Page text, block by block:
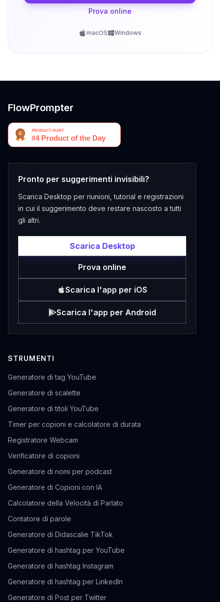
Prova online
macOS Windows
FlowPrompter
Pronto per suggerimenti invisibili?
Scarica Desktop per riunioni, tutorial e registrazioni
in cui il suggerimento deve restare nascosto a tutti
gli altri.
Scarica Desktop
Prova online
Scarica l'app per iOS
Scarica l'app per Android
STRUMENTI
Generatore di tag YouTube
Generatore di scalette
Generatore di titoli YouTube
Timer per copioni e calcolatore di durata
Registratore Webcam
Verificatore di copioni
Generatore di nomi per podcast
Generatore di Copioni con IA
Calcolatore della Velocità di Parlato
Contatore di parole
Generatore di Didascalie TikTok
Generatore di hashtag per YouTube
Generatore di hashtag Instagram
Generatore di hashtag per LinkedIn
Generatore di Post per Twitter